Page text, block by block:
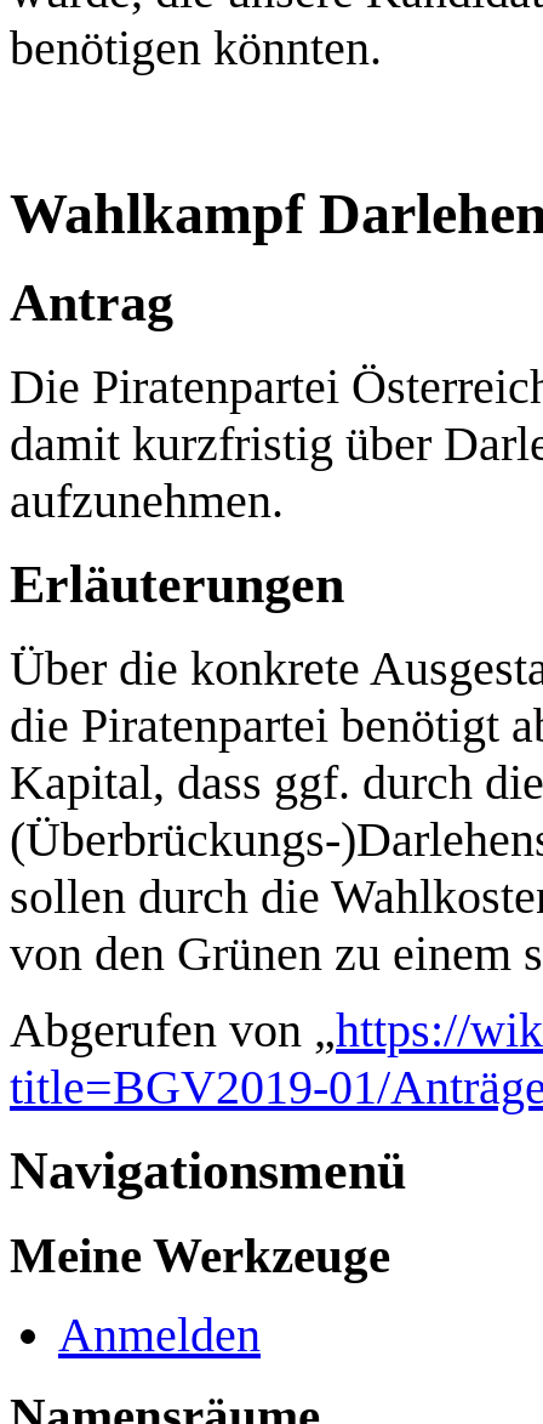
benötigen könnten.
Wahlkampf
Antrag
Die Piratenpartei
damit kurzfristig über
aufzunehmen.
Erläuterungen
Über die konkrete
die Piratenpartei benötigt
Kapital, dass ggf. durch
(Überbrückungs-
sollen durch die
von den Grünen zu einem
Abgerufen von „https://
title=BGV2019-01/
Navigationsmenü
Meine Werkzeuge
Anmelden